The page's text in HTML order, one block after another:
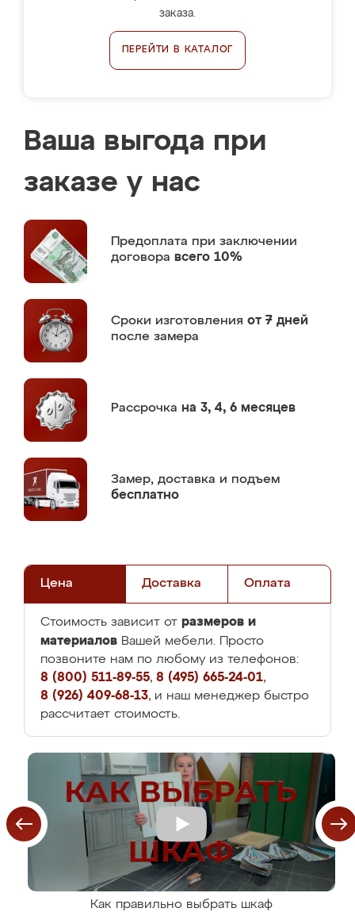
заказа.
ПЕРЕЙТИ В КАТАЛОГ
Ваша выгода при
заказе у нас
Предоплата при заключении
договора всего 10%
Сроки изготовления от 7 дней
после замера
Рассрочка на 3, 4, 6 месяцев
Замер, доставка и подъем
бесплатно
Цена Доставка Оплата
Стоимость зависит от размеров и
материалов Вашей мебели. Просто
позвоните нам по любому из телефонов:
8 (800) 511-89-55, 8 (495) 665-24-01,
8 (926) 409-68-13, и наш менеджер быстро
рассчитает стоимость.
Как правильно выбрать шкаф